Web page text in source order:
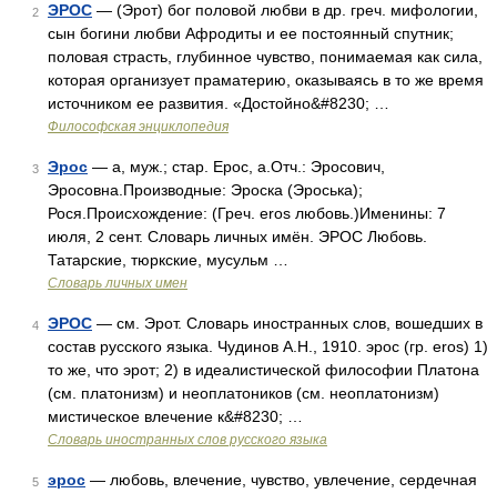
2 ЭРОС — (Эрот) бог половой любви в др. греч. мифологии,
сын богини любви Афродиты и ее постоянный спутник;
половая страсть, глубинное чувство, понимаемая как сила,
которая организует праматерию, оказываясь в то же время
источником ее развития. «Достойно&#8230; …
Философская энциклопедия
3 Эрос — а, муж.; стар. Ерос, а.Отч.: Эросович,
Эросовна.Производные: Эроска (Эроська);
Рося.Происхождение: (Греч. eros любовь.)Именины: 7
июля, 2 сент. Словарь личных имён. ЭРОС Любовь.
Татарские, тюркские, мусульм …
Словарь личных имен
4 ЭРОС — см. Эрот. Словарь иностранных слов, вошедших в
состав русского языка. Чудинов А.Н., 1910. эрос (гр. eros) 1)
то же, что эрот; 2) в идеалистической философии Платона
(см. платонизм) и неоплатоников (см. неоплатонизм)
мистическое влечение к&#8230; …
Словарь иностранных слов русского языка
5 эрос — любовь, влечение, чувство, увлечение, сердечная